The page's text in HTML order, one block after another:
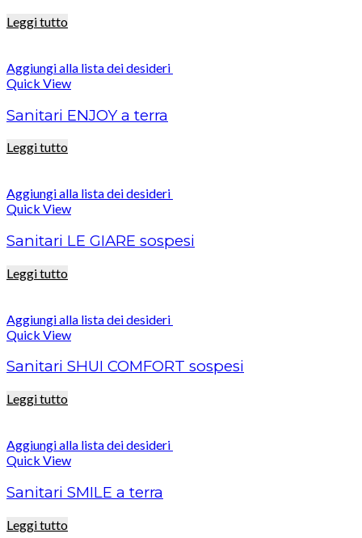
Leggi tutto
Aggiungi alla lista dei desideri
Quick View
Sanitari ENJOY a terra
Leggi tutto
Aggiungi alla lista dei desideri
Quick View
Sanitari LE GIARE sospesi
Leggi tutto
Aggiungi alla lista dei desideri
Quick View
Sanitari SHUI COMFORT sospesi
Leggi tutto
Aggiungi alla lista dei desideri
Quick View
Sanitari SMILE a terra
Leggi tutto